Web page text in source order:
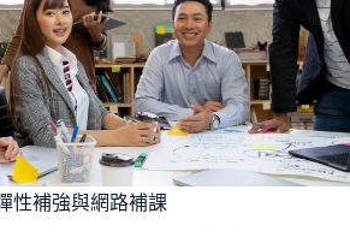
性補強與網路補課